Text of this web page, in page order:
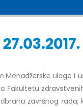
uloge i
Fakultetu
završnog
Galić – rezultati ispita